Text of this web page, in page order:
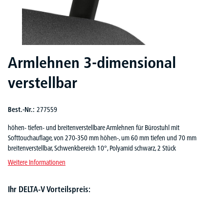
Armlehnen 3-dimensional
verstellbar
Best.-Nr.: 277559
höhen- tiefen- und breitenverstellbare Armlehnen für Bürostuhl mit
Softtouchauflage, von 270-350 mm höhen-, um 60 mm tiefen und 70 mm
breitenverstellbar, Schwenkbereich 10°, Polyamid schwarz, 2 Stück
Weitere Informationen
Ihr DELTA-V Vorteilspreis: